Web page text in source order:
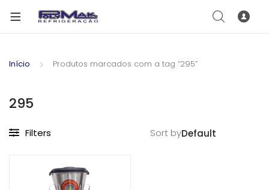
Início Produtos marcados com a tag “295”
295
Filters Sort by